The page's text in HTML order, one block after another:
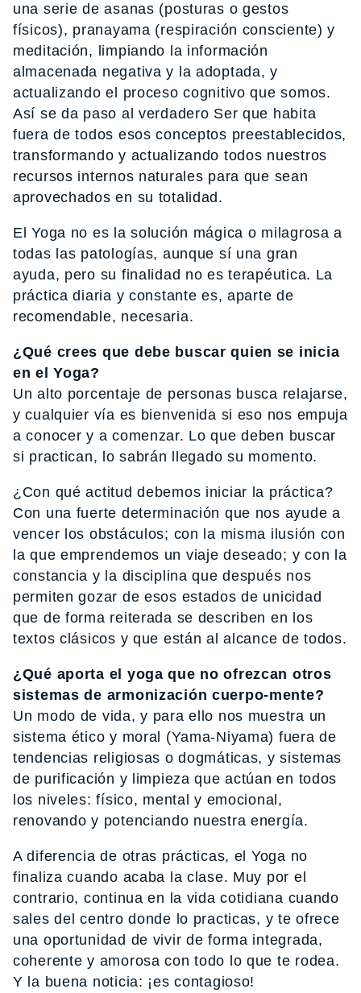
una serie de asanas (posturas o gestos
físicos), pranayama (respiración consciente) y
meditación, limpiando la información
almacenada negativa y la adoptada, y
actualizando el proceso cognitivo que somos.
Así se da paso al verdadero Ser que habita
fuera de todos esos conceptos preestablecidos,
transformando y actualizando todos nuestros
recursos internos naturales para que sean
aprovechados en su totalidad.
El Yoga no es la solución mágica o milagrosa a
todas las patologías, aunque sí una gran
ayuda, pero su finalidad no es terapéutica. La
práctica diaria y constante es, aparte de
recomendable, necesaria.
¿Qué crees que debe buscar quien se inicia
en el Yoga?
Un alto porcentaje de personas busca relajarse,
y cualquier vía es bienvenida si eso nos empuja
a conocer y a comenzar. Lo que deben buscar
si practican, lo sabrán llegado su momento.
¿Con qué actitud debemos iniciar la práctica?
Con una fuerte determinación que nos ayude a
vencer los obstáculos; con la misma ilusión con
la que emprendemos un viaje deseado; y con la
constancia y la disciplina que después nos
permiten gozar de esos estados de unicidad
que de forma reiterada se describen en los
textos clásicos y que están al alcance de todos.
¿Qué aporta el yoga que no ofrezcan otros
sistemas de armonización cuerpo-mente?
Un modo de vida, y para ello nos muestra un
sistema ético y moral (Yama-Niyama) fuera de
tendencias religiosas o dogmáticas, y sistemas
de purificación y limpieza que actúan en todos
los niveles: físico, mental y emocional,
renovando y potenciando nuestra energía.
A diferencia de otras prácticas, el Yoga no
finaliza cuando acaba la clase. Muy por el
contrario, continua en la vida cotidiana cuando
sales del centro donde lo practicas, y te ofrece
una oportunidad de vivir de forma integrada,
coherente y amorosa con todo lo que te rodea.
Y la buena noticia: ¡es contagioso!